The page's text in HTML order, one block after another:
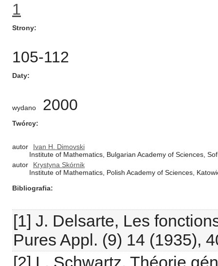
1
Strony
105-112
Daty
wydano 2000
Twórcy
autor
Ivan H. Dimovski
Institute of Mathematics, Bulgarian Academy of Sciences,
autor
Krystyna Skórnik
Institute of Mathematics, Polish Academy of Sciences,
Bibliografia
[1] J. Delsarte, Les
Pures Appl. (9) 14 (1935),
[2] L. Schwartz, Théorie